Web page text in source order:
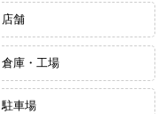
店舗
倉庫・工場
駐車場